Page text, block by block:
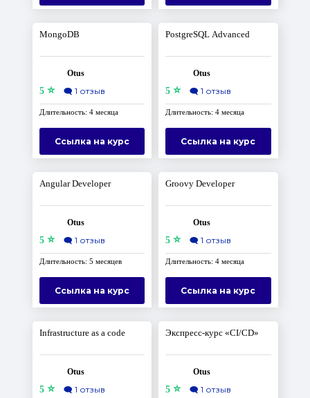
MongoDB
Otus
5⭐ 🗨️ 1 отзыв
Длительность: 4 месяца
Ссылка на курс
PostgreSQL Advanced
Otus
5 ⭐ 🗨️ 1 отзыв
Длительность: 4 месяца
Ссылка на курс
Angular Developer
Otus
5⭐ 🗨️ 1 отзыв
Длительность: 5 месяцев
Ссылка на курс
Groovy Developer
Otus
5 ⭐ 🗨️ 1 отзыв
Длительность: 4 месяца
Ссылка на курс
Infrastructure as a code
Otus
5⭐ 🗨️ 1 отзыв
Экспресс-курс «CI/CD»
Otus
5 ⭐ 🗨️ 1 отзыв